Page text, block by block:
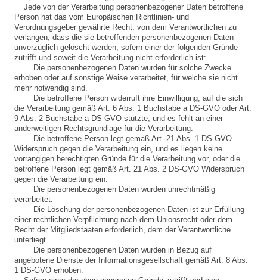
Jede von der Verarbeitung personenbezogener Daten betroffene
Person hat das vom Europäischen Richtlinien- und
Verordnungsgeber gewährte Recht, von dem Verantwortlichen zu
verlangen, dass die sie betreffenden personenbezogenen Daten
unverzüglich gelöscht werden, sofern einer der folgenden Gründe
zutrifft und soweit die Verarbeitung nicht erforderlich ist:
Die personenbezogenen Daten wurden für solche Zwecke
erhoben oder auf sonstige Weise verarbeitet, für welche sie nicht
mehr notwendig sind.
Die betroffene Person widerruft ihre Einwilligung, auf die sich
die Verarbeitung gemäß Art. 6 Abs. 1 Buchstabe a DS-GVO oder Art.
9 Abs. 2 Buchstabe a DS-GVO stützte, und es fehlt an einer
anderweitigen Rechtsgrundlage für die Verarbeitung.
Die betroffene Person legt gemäß Art. 21 Abs. 1 DS-GVO
Widerspruch gegen die Verarbeitung ein, und es liegen keine
vorrangigen berechtigten Gründe für die Verarbeitung vor, oder die
betroffene Person legt gemäß Art. 21 Abs. 2 DS-GVO Widerspruch
gegen die Verarbeitung ein.
Die personenbezogenen Daten wurden unrechtmäßig
verarbeitet.
Die Löschung der personenbezogenen Daten ist zur Erfüllung
einer rechtlichen Verpflichtung nach dem Unionsrecht oder dem
Recht der Mitgliedstaaten erforderlich, dem der Verantwortliche
unterliegt.
Die personenbezogenen Daten wurden in Bezug auf
angebotene Dienste der Informationsgesellschaft gemäß Art. 8 Abs.
1 DS-GVO erhoben.